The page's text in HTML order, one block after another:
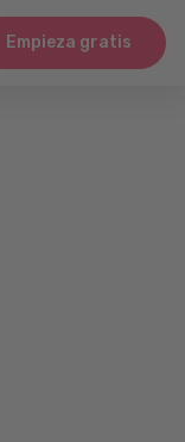
Empieza gratis